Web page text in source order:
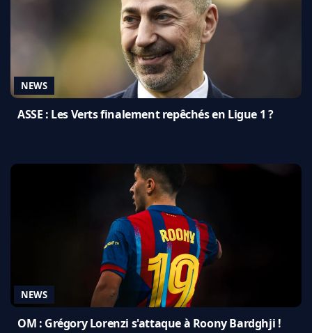
NEWS
ASSE : Les Verts finalement repêchés en Ligue 1 ?
NEWS
OM : Grégory Lorenzi s'attaque à Roony Bardghji !